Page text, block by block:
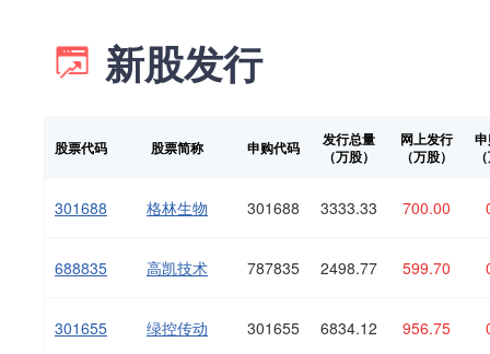
新股发行
股票代码 股票简称 申购代码
发行总量
（万股）
网上发行
（万股）
301688 格林生物 301688 3333.33 700.00
688835 高凯技术 787835 2498.77 599.70
301655 绿控传动 301655 6834.12 956.75